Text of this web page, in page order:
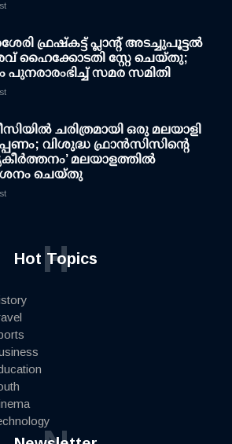
ഫ്രഷ്കട്ട് പ്ലാന്റ് അടച്ചുപൂട്ടൽ
ഹൈക്കോടതി സ്റ്റേ ചെയ്തു;
പുനരാരംഭിച്ച് സമര സമിതി
ചരിത്രമായി ഒരു മലയാളി
വിശുദ്ധ ഫ്രാൻസിസിന്റെ
മലയാളത്തിൽ
ചെയ്തു
Hot Topics
H